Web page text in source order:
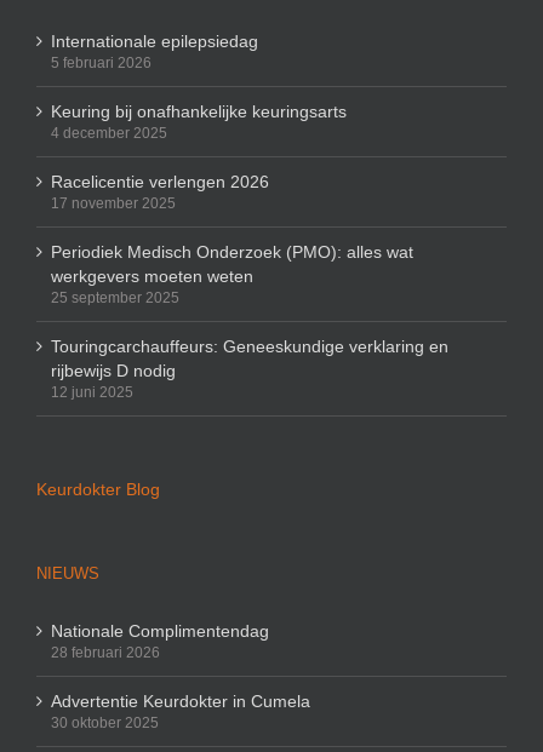
Internationale epilepsiedag
5 februari 2026
Keuring bij onafhankelijke keuringsarts
4 december 2025
Racelicentie verlengen 2026
17 november 2025
Periodiek Medisch Onderzoek (PMO): alles wat
werkgevers moeten weten
25 september 2025
Touringcarchauffeurs: Geneeskundige verklaring en
rijbewijs D nodig
12 juni 2025
Keurdokter Blog
NIEUWS
Nationale Complimentendag
28 februari 2026
Advertentie Keurdokter in Cumela
30 oktober 2025